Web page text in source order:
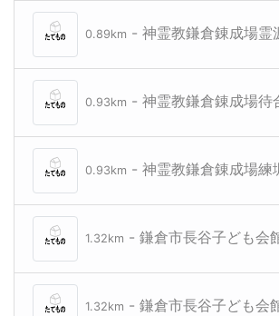
0.89km - 神霊教鎌倉錬成場霊
0.93km - 神霊教鎌倉錬成場待
0.93km - 神霊教鎌倉錬成場練
1.32km - 鎌倉市長谷子ども会
1.32km - 鎌倉市長谷子ども会